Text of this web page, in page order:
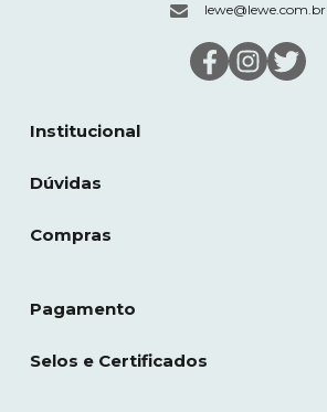
Institucional
Dúvidas
Compras
lewe@lewe.com.br
Pagamento
Selos e Certificados